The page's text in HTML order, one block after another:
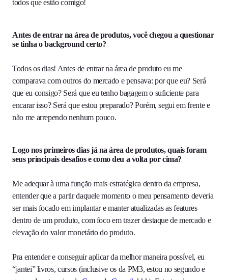
todos que estão comigo!
Antes de entrar na área de produtos, você chegou a questionar
se tinha o background certo?
Todos os dias! Antes de entrar na área de produto eu me
comparava com outros do mercado e pensava: por que eu? Será
que eu consigo? Será que eu tenho bagagem o suficiente para
encarar isso? Será que estou preparado? Porém, segui em frente e
não me arrependo nenhum pouco.
Logo nos primeiros dias já na área de produtos, quais foram
seus principais desafios e como deu a volta por cima?
Me adequar à uma função mais estratégica dentro da empresa,
entender que a partir daquele momento o meu pensamento deveria
ser mais focado em implantar e manter atualizadas as features
dentro de um produto, com foco em trazer destaque de mercado e
elevação do valor monetário do produto.
Pra entender e conseguir aplicar da melhor maneira possível, eu
“jantei” livros, cursos (inclusive os da PM3, estou no segundo e